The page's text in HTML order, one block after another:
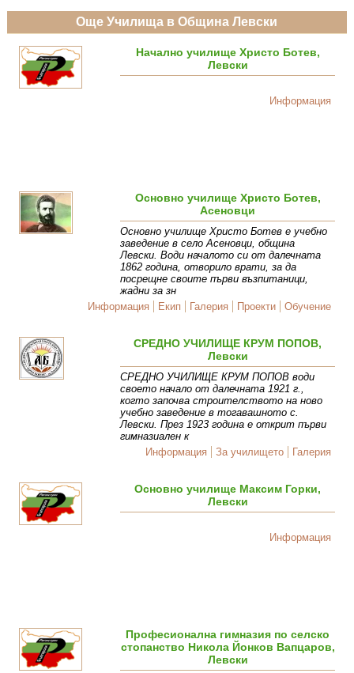
Още Училища в Община Левски
Начално училище Христо Ботев,
Левски
Информация
Основно училище Христо Ботев,
Асеновци
Основно училище Христо Ботев е учебно
заведение в село Асеновци, община
Левски. Води началото си от далечната
1862 година, отворило врати, за да
посрещне своите първи възпитаници,
жадни за зн
Информация
Екип Галерия Проекти Обучение
СРЕДНО УЧИЛИЩЕ КРУМ ПОПОВ,
Левски
СРЕДНО УЧИЛИЩЕ КРУМ ПОПОВ води
своето начало от далечната 1921 г.,
когто започва строителството на ново
учебно заведение в тогавашното с.
Левски. През 1923 година е открит първи
гимназиален к
Информация
За училището Галерия
Основно училище Максим Горки,
Левски
Информация
Професионална гимназия по селско
стопанство Никола Йонков Вапцаров,
Левски